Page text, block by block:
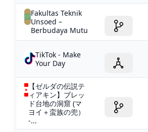
Fakultas Teknik
Unsoed –
Berbudaya Mutu
TikTok - Make
Your Day
【ゼルダの伝説テ
ィアキン】ブレッ
ド台地の洞窟 (マ
ヨイ＋蛮族の兜）
-...